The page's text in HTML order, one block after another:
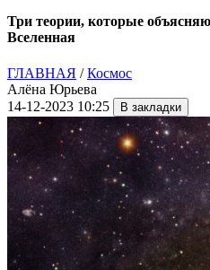
Три теории, которые
Вселенная
ГЛАВНАЯ /Космос
Алёна Юрьева
14-12-2023 10:25